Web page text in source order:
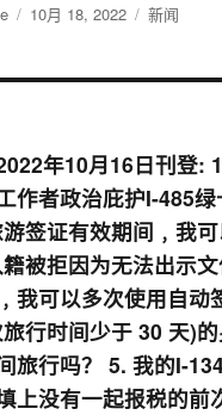
发
10月 18, 2022
分
新闻
年10月16日刊登:
作者政治庇护I-485
签证有效期间﹐我
被拒因为无法出示
我可以多次使用自动
行时间少于 30 天)
旅行吗？ 5. 我的I-
上没有一起报税的前